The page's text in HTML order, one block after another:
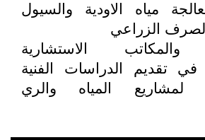
مياه الاودية والسيول
الزراعي
والمكاتب الاستشارية
في تقديم الدراسات الفنية
لمشاريع المياه والري